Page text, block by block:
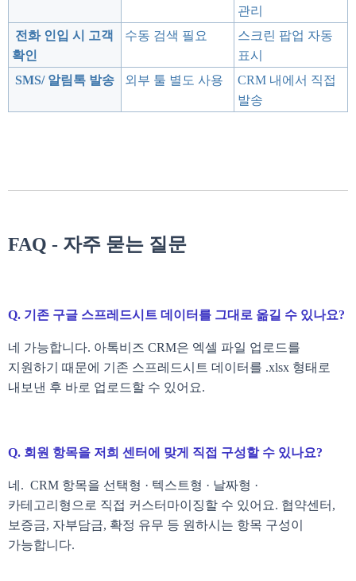
관리
전화 인입 시 고객
확인
수동 검색 필요
스크린 팝업 자동
표시
SMS/ 알림톡 발송
외부 툴 별도 사용
CRM 내에서 직접
발송
FAQ - 자주 묻는 질문
Q. 기존 구글 스프레드시트 데이터를 그대로 옮길 수 있나요?
네 가능합니다. 아톡비즈 CRM은 엑셀 파일 업로드를
지원하기 때문에 기존 스프레드시트 데이터를 .xlsx 형태로
내보낸 후 바로 업로드할 수 있어요.
Q. 회원 항목을 저희 센터에 맞게 직접 구성할 수 있나요?
네. CRM 항목을 선택형 · 텍스트형 · 날짜형 ·
카테고리형으로 직접 커스터마이징할 수 있어요. 협약센터,
보증금, 자부담금, 확정 유무 등 원하시는 항목 구성이
가능합니다.